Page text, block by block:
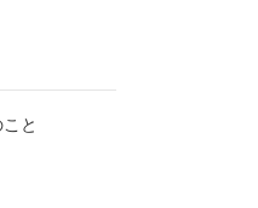
と